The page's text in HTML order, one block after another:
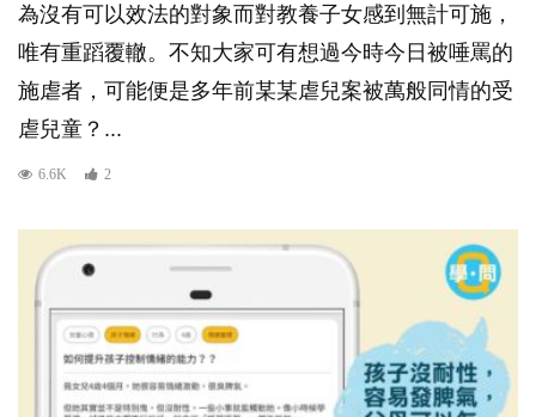
為沒有可以效法的對象而對教養子女感到無計可施，
唯有重蹈覆轍。不知大家可有想過今時今日被唾罵的
施虐者，可能便是多年前某某虐兒案被萬般同情的受
虐兒童？...
6.6K 2